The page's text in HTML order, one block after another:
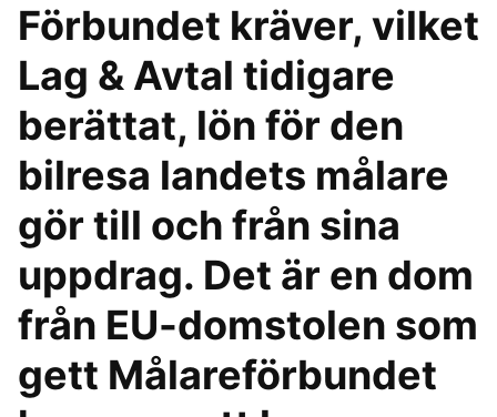
Förbundet kräver, vilket
Lag & Avtal tidigare
berättat, lön för den
bilresa landets målare
gör till och från sina
uppdrag. Det är en dom
från EU-domstolen som
gett Målareförbundet